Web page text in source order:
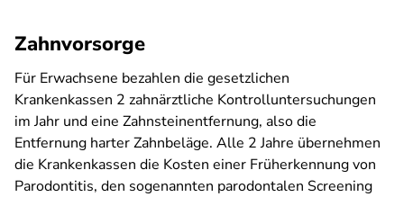
Zahnvorsorge
Für Erwachsene bezahlen die gesetzlichen
Krankenkassen 2 zahnärztliche Kontrolluntersuchungen
im Jahr und eine Zahnsteinentfernung, also die
Entfernung harter Zahnbeläge. Alle 2 Jahre übernehmen
die Krankenkassen die Kosten einer Früherkennung von
Parodontitis, den sogenannten parodontalen Screening